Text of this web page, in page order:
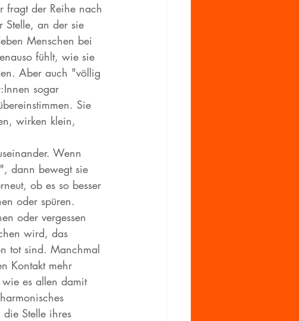
fragt der Reihe nach
Stelle, an der sie
Menschen bei
fühlt, wie sie
Aber auch "völlig
sogar
Sie
wirken klein,
Wenn
dann bewegt sie
ob es so besser
oder spüren.
oder vergessen
wird, das
tot sind. Manchmal
Kontakt mehr
es allen damit
Stelle ihres